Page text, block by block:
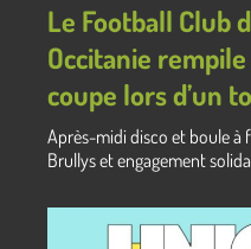
Le Football Club
Occitanie
coupe lors d’un
Après-midi disco et boule à
Brullys et engagement